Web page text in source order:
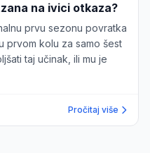
na ivici otkaza?
prvu sezonu povratka
prvom kolu za samo šest
taj učinak, ili mu je
Pročitaj više